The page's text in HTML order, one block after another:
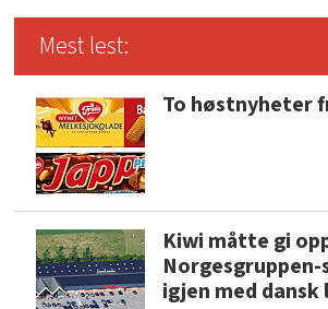
Mest lest:
To høstnyheter
Kiwi måtte gi
Norgesgruppen-
igjen med dansk